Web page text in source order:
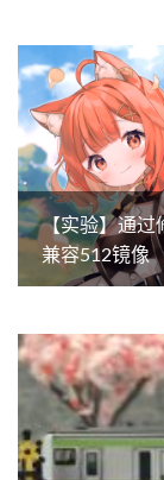
【实验】通过
兼容512镜像